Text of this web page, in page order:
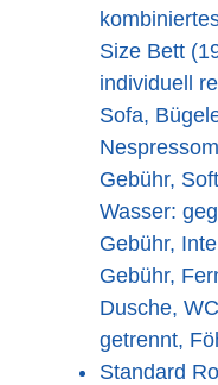
Size Bett
individuell
Sofa,
Gebühr,
Wasser:
Gebühr,
Gebühr,
Dusche,
getrennt,
Standard